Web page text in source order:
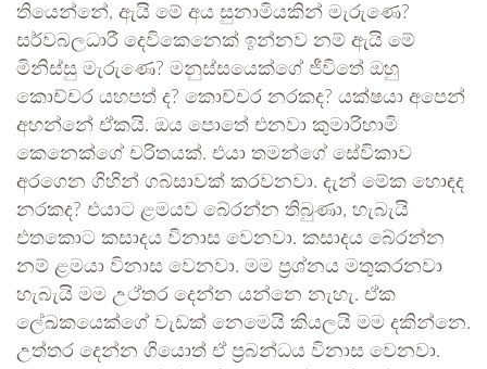
තියෙන්නේ, ඇයි මේ අය සුනාමියකින් මැරුණෙ?
සර්වබලධාරී දෙවිකෙනෙක් ඉන්නව නම් ඇයි මේ
මිනිස්සු මැරුණෙ? මනුස්සයෙක්ගේ ජීවිතේ ඔහු
කොච්චර යහපත් ද? කොච්චර නරකද? යක්ෂයා අපෙන්
අහන්නේ ඒකයි. ඔය පොතේ එනවා කුමාරිහාමි
කෙනෙක්ගේ චරිතයක්. එයා තමන්ගේ සේවිකාව
අරගෙන ගිහින් ගබ්සාවක් කරවනවා. දැන් මේක හොඳද
නරකද? එයාට ළමයව බේරන්න තිබුණා, හැබැයි
එතකොට කසාදය විනාස වෙනවා. කසාදය බේරන්න
නම් ළමයා විනාස වෙනවා. මම ප්‍රශ්නය මතුකරනවා
හැබැයි මම උථ්තර දෙන්න යන්නෙ නැහැ. ඒක
ලේඛකයෙක්ගේ වැඩක් නෙමෙයි කියලයි මම දකින්නෙ.
උත්තර දෙන්න ගියොත් ඒ ප්‍රබන්ධය විනාස වෙනවා.